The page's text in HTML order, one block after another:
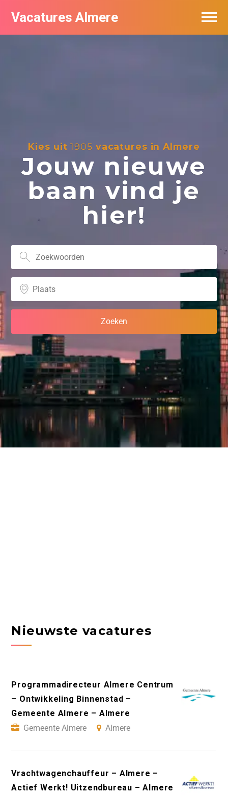
Vacatures Almere
Kies uit1905 vacatures in Almere
Jouw nieuwe
baan vind je
hier!
Nieuwste vacatures
Programmadirecteur Almere Centrum
– Ontwikkeling Binnenstad –
Gemeente Almere – Almere
Gemeente Almere
Almere
Vrachtwagenchauffeur – Almere –
Actief Werkt! Uitzendbureau – Almere
Vacatures per bedrijf